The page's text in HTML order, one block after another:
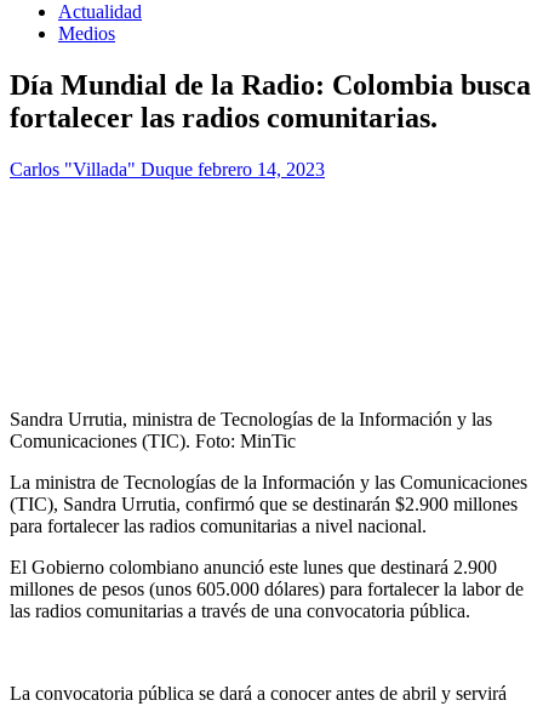
Actualidad
Medios
Día Mundial de la Radio: Colombia busca
fortalecer las radios comunitarias.
Carlos "Villada" Duque febrero 14, 2023
Sandra Urrutia, ministra de Tecnologías de la Información y las
Comunicaciones (TIC). Foto: MinTic
La ministra de Tecnologías de la Información y las Comunicaciones
(TIC), Sandra Urrutia, confirmó que se destinarán $2.900 millones
para fortalecer las radios comunitarias a nivel nacional.
El Gobierno colombiano anunció este lunes que destinará 2.900
millones de pesos (unos 605.000 dólares) para fortalecer la labor de
las radios comunitarias a través de una convocatoria pública.
La convocatoria pública se dará a conocer antes de abril y servirá